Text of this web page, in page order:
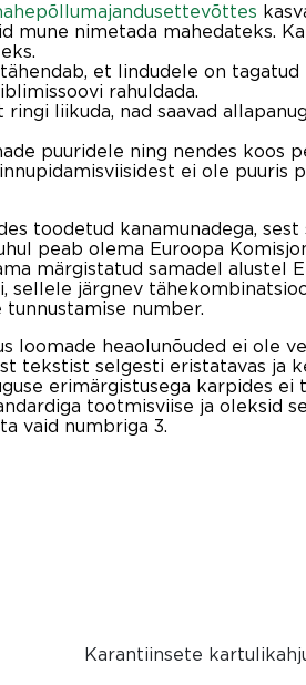
nimetada mahedateks.
et lindudele on tagatud
rahuldada.
liikuda, nad saavad
puuridele ning nendes koos
ei ole puuris
toodetud kanamunadega, sest
peab olema Euroopa
märgistatud samadel alustel
järgnev
number.
loomade heaolunõuded ei ole
tekstist selgesti eristatavas ja
erimärgistusega karpides
tootmisviise ja oleksid
vaid numbriga 3.
Karantiinsete